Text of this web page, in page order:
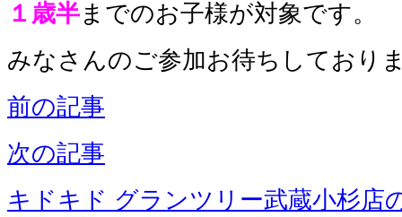
１歳半までのお子様が対象です。
みなさんのご参加お待ちしており
前の記事
次の記事
キドキド グランツリー武蔵小杉店